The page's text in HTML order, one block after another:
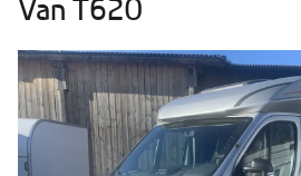
Van T620